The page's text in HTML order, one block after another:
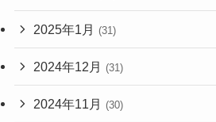
2025年1月 (31)
2024年12月 (31)
2024年11月 (30)